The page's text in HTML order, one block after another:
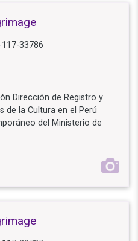
117-33786
Dirección de Registro y
de la Cultura en el Perú
del Ministerio de